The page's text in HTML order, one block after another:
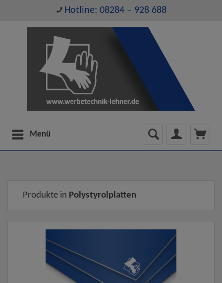
Hotline: 08284 – 928 688
Menü
Produkte in Polystyrolplatten